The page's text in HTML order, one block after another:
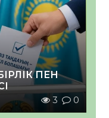
ПЕН
3 0